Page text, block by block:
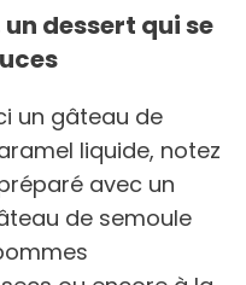
dessert qui se
un gâteau de
liquide, notez
avec un
de semoule